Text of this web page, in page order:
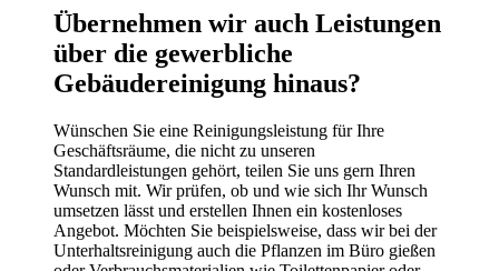
Übernehmen wir auch Leistungen
über die gewerbliche
Gebäudereinigung hinaus?
Wünschen Sie eine Reinigungsleistung für Ihre
Geschäftsräume, die nicht zu unseren
Standardleistungen gehört, teilen Sie uns gern Ihren
Wunsch mit. Wir prüfen, ob und wie sich Ihr Wunsch
umsetzen lässt und erstellen Ihnen ein kostenloses
Angebot. Möchten Sie beispielsweise, dass wir bei der
Unterhaltsreinigung auch die Pflanzen im Büro gießen